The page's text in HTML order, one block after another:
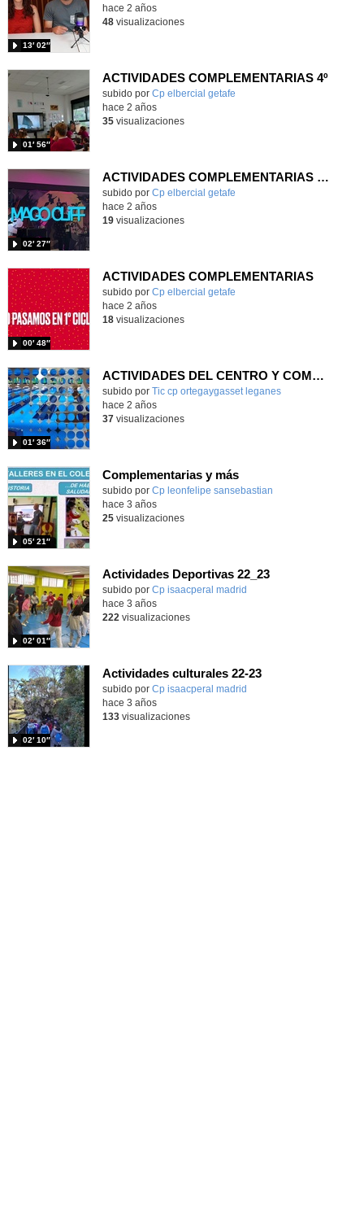
13′ 02″
hace 2 años
48visualizaciones
ACTIVIDADES COMPLEMENTARIAS 4º
Contenido educativo.
subido por Cp elbercial getafe
01′ 56″
hace 2 años
35visualizaciones
ACTIVIDADES COMPLEMENTARIAS INFANTIL
Contenido educativo.
subido por Cp elbercial getafe
02′ 27″
hace 2 años
19visualizaciones
ACTIVIDADES COMPLEMENTARIAS
Contenido educativo.
subido por Cp elbercial getafe
00′ 48″
hace 2 años
18visualizaciones
ACTIVIDADES DEL CENTRO Y COMPLEMENTARIAS
subido por Tic cp ortegaygasset leganes
01′ 36″
-
hace 2 años
37visualizaciones
Complementarias y más
subido por Cp leonfelipe sansebastian
05′ 21″
hace 3 años
25visualizaciones
Actividades Deportivas 22_23
Contenido educativo.
subido por Cp isaacperal madrid
02′ 01″
hace 3 años
222 visualizaciones
Actividades culturales 22-23
Contenido educativo.
subido por Cp isaacperal madrid
02′ 10″
hace 3 años
133visualizaciones